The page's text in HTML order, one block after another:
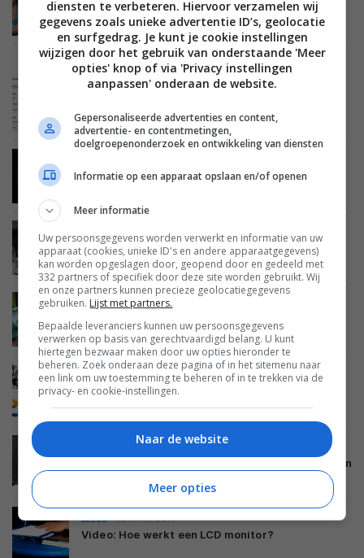
LG onthult All-In-One PC met touchscreen en
passief 3D (video)
BEELD 26 MEI 2011
streaming
Sony’s nieuwe OLED display belooft een hogere
Samsung toont nieuwste display technieken
tijdens SID 2011
BEELD 26 APRIL 2011
LG onthult nieuwe Cinema 3D LCD monitoren
zonder flikkering
BEELD 14 APRIL 2011
Acer lanceert twee 3D monitoren
Video: Sony houdt de OLED droom levend met een
BEELD 05 APRIL 2011
Video: Hoe werkt een LCD monitor?
diensten te verbeteren. Hiervoor verzamelen wij
gegevens zoals unieke advertentie ID’s, geolocatie
en surfgedrag. Je kunt je cookie instellingen
wijzigen door het gebruik van onderstaande 'Meer
opties' knop of via 'Privacy instellingen
aanpassen' onderaan de website.
Gepersonaliseerde advertenties en content,
advertentie- en contentmetingen,
doelgroepenonderzoek en ontwikkeling van diensten
Informatie op een apparaat opslaan en/of openen
Meer informatie
Uw persoonsgegevens worden verwerkt en informatie van uw
apparaat (cookies, unieke ID's en andere apparaatgegevens)
kan worden opgeslagen door, geopend door en gedeeld met
332 partners of specifiek door deze site worden gebruikt. Wij
en onze partners kunnen precieze geolocatiegegevens
gebruiken. Lijst met partners.
Bepaalde leveranciers kunnen uw persoonsgegevens
verwerken op basis van gerechtvaardigd belang. U kunt
hiertegen bezwaar maken door uw opties hieronder te
beheren. Zoek onderaan deze pagina of in het sitemenu naar
een link om uw toestemming te beheren of in te trekken via de
privacy- en cookie-instellingen.
Naar de website
Meer opties